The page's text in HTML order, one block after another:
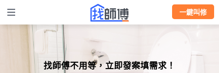
一鍵叫修
找師傅不用等，立即發案填需求！